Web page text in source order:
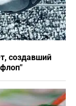
создавший